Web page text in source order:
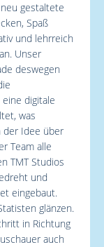
gestaltete
Spaß
und lehrreich
Unser
deswegen
digitale
was
der Idee über
Team alle
TMT Studios
und
eingebaut.
glänzen.
in Richtung
auch